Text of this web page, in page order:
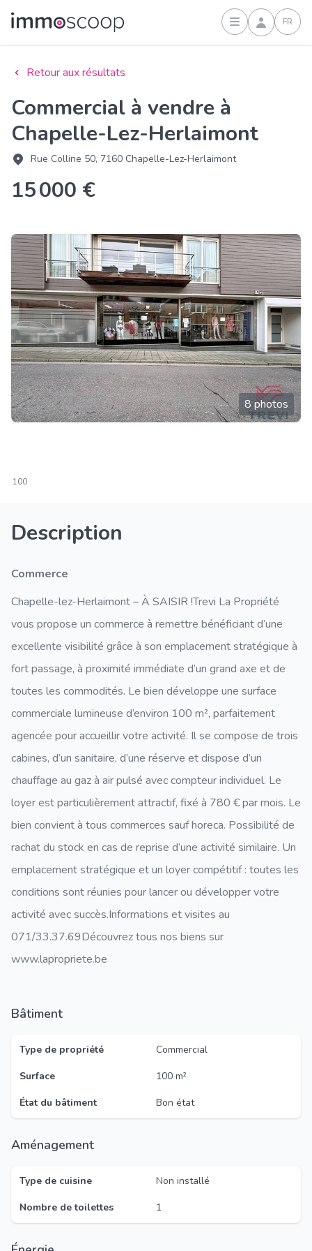
Connexion
FR
Retour aux résultats
Commercial à vendre à
Chapelle-Lez-Herlaimont
Rue Colline 50, 7160 Chapelle-Lez-Herlaimont
15 000 €
8 photos
100
Description
Commerce
Chapelle-lez-Herlaimont – À SAISIR !Trevi La Propriété
vous propose un commerce à remettre bénéficiant d’une
excellente visibilité grâce à son emplacement stratégique à
fort passage, à proximité immédiate d’un grand axe et de
toutes les commodités. Le bien développe une surface
commerciale lumineuse d’environ 100 m², parfaitement
agencée pour accueillir votre activité. Il se compose de trois
cabines, d’un sanitaire, d’une réserve et dispose d’un
chauffage au gaz à air pulsé avec compteur individuel. Le
loyer est particulièrement attractif, fixé à 780 € par mois. Le
bien convient à tous commerces sauf horeca. Possibilité de
rachat du stock en cas de reprise d’une activité similaire. Un
emplacement stratégique et un loyer compétitif : toutes les
conditions sont réunies pour lancer ou développer votre
activité avec succès.Informations et visites au
071/33.37.69Découvrez tous nos biens sur
www.lapropriete.be
Bâtiment
Type de propriété
Commercial
Surface
100 m²
État du bâtiment
Bon état
Aménagement
Type de cuisine
Non installé
Nombre de toilettes
1